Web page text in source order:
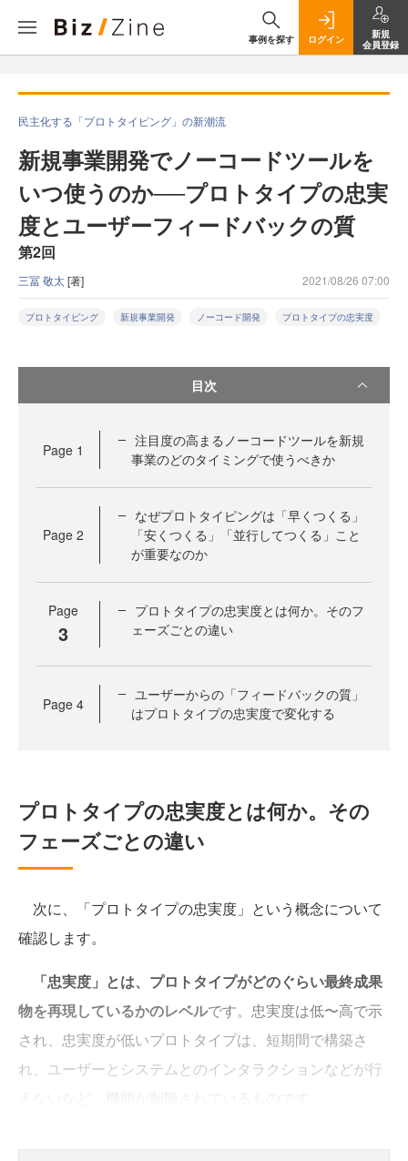
事例を探す ログイン
新規
会員登録
民主化する「プロトタイピング」の新潮流
新規事業開発でノーコードツールを
いつ使うのか──プロトタイプの忠実
度とユーザーフィードバックの質
第2回
三冨 敬太[著] 2021/08/26 07:00
プロトタイピング 新規事業開発 ノーコード開発 プロトタイプの忠実度
目次
Page 1
注目度の高まるノーコードツールを新規
事業のどのタイミングで使うべきか
Page 2
なぜプロトタイピングは「早くつくる」
「安くつくる」「並行してつくる」こと
が重要なのか
Page
3
プロトタイプの忠実度とは何か。そのフ
ェーズごとの違い
Page 4
ユーザーからの「フィードバックの質」
はプロトタイプの忠実度で変化する
プロトタイプの忠実度とは何か。その
フェーズごとの違い
次に、「プロトタイプの忠実度」という概念について
確認します。
「忠実度」とは、プロトタイプがどのぐらい最終成果
物を再現しているかのレベルです。忠実度は低〜高で示
され、忠実度が低いプロトタイプは、短期間で構築さ
れ、ユーザーとシステムとのインタラクションなどが行